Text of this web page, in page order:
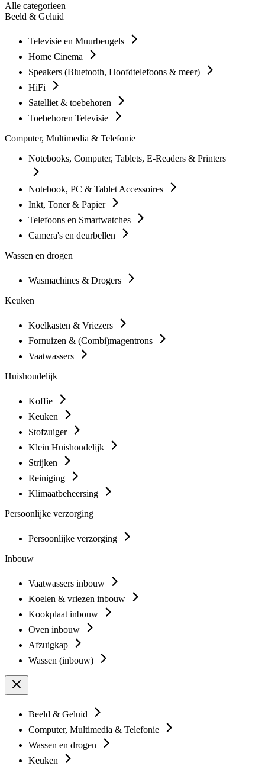
Alle categorieen
Beeld & Geluid
Televisie en Muurbeugels
Home Cinema
Speakers (Bluetooth, Hoofdtelefoons & meer)
HiFi
Satelliet & toebehoren
Toebehoren Televisie
Computer, Multimedia & Telefonie
Notebooks, Computer, Tablets, E-Readers & Printers
Notebook, PC & Tablet Accessoires
Inkt, Toner & Papier
Telefoons en Smartwatches
Camera's en deurbellen
Wassen en drogen
Wasmachines & Drogers
Keuken
Koelkasten & Vriezers
Fornuizen & (Combi)magentrons
Vaatwassers
Huishoudelijk
Koffie
Keuken
Stofzuiger
Klein Huishoudelijk
Strijken
Reiniging
Klimaatbeheersing
Persoonlijke verzorging
Persoonlijke verzorging
Inbouw
Vaatwassers inbouw
Koelen & vriezen inbouw
Kookplaat inbouw
Oven inbouw
Afzuigkap
Wassen (inbouw)
Beeld & Geluid
Computer, Multimedia & Telefonie
Wassen en drogen
Keuken